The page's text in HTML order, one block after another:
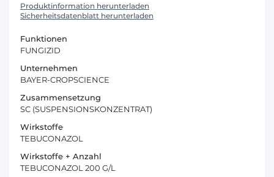
Produktinformation herunterladen
Sicherheitsdatenblatt herunterladen
Funktionen
FUNGIZID
Unternehmen
BAYER-CROPSCIENCE
Zusammensetzung
SC (SUSPENSIONSKONZENTRAT)
Wirkstoffe
TEBUCONAZOL
Wirkstoffe + Anzahl
TEBUCONAZOL 200 G/L